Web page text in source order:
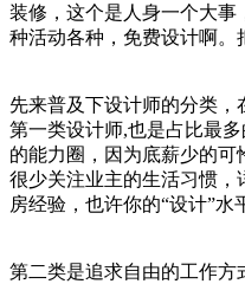
装修，这个是人身一个大事
种活动各种，免费设计啊。
先来普及下设计师的分类，
第一类设计师,也是占比最
的能力圈，因为底薪少的
很少关注业主的生活习惯
房经验，也许你的“设计”
第二类是追求自由的工作方